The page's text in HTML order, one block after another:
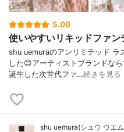
5.00
使いやすいリキッドファン
shu uemuraのアンリミテッド ラ
した😊アーティストブランドな
誕生した次世代ファ…続きを見る
shu uemura(シュウ ウエ